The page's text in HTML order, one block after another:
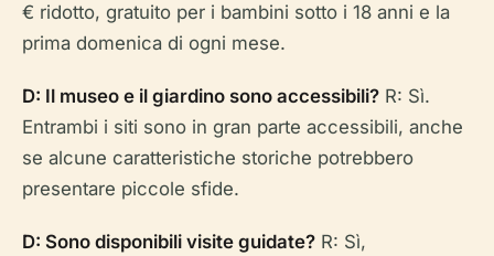
€ ridotto, gratuito per i bambini sotto i 18 anni e la
prima domenica di ogni mese.
D: Il museo e il giardino sono accessibili? R: Sì.
Entrambi i siti sono in gran parte accessibili, anche
se alcune caratteristiche storiche potrebbero
presentare piccole sfide.
D: Sono disponibili visite guidate? R: Sì,